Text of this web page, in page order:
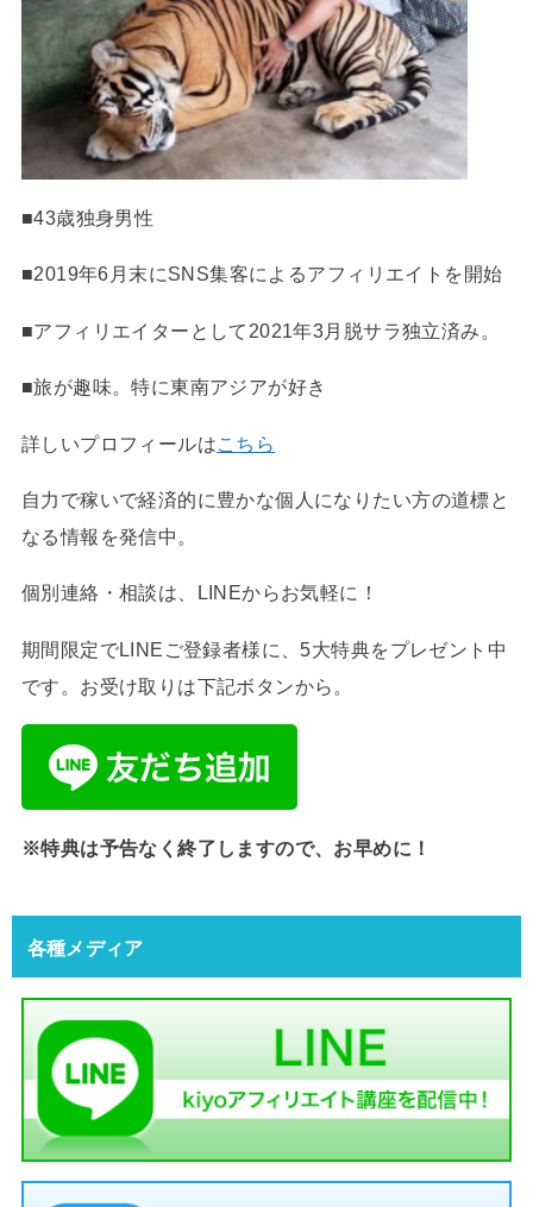
■43歳独身男性
■2019年6月末にSNS集客によるアフィリエイトを開始
■アフィリエイターとして2021年3月脱サラ独立済み。
■旅が趣味。特に東南アジアが好き
詳しいプロフィールは こちら
自力で稼いで経済的に豊かな個人になりたい方の道標と
なる情報を発信中。
個別連絡・相談は、LINEからお気軽に！
期間限定でLINEご登録者様に、5大特典をプレゼント中
です。お受け取りは下記ボタンから。
※特典は予告なく終了しますので、お早めに！
各種メディア